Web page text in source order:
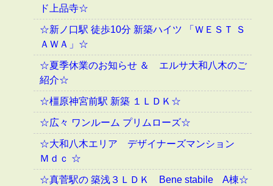
ド上品寺☆
☆新ノ口駅 徒歩10分 新築ハイツ 「ＷＥＳＴ Ｓ
ＡＷＡ」☆
☆夏季休業のお知らせ ＆ エルサ大和八木のご
紹介☆
☆橿原神宮前駅 新築 １ＬＤＫ☆
☆広々 ワンルーム プリムローズ☆
☆大和八木エリア デザイナーズマンション
Ｍｄｃ ☆
☆真菅駅の 築浅３ＬＤＫ Bene stabile A棟☆